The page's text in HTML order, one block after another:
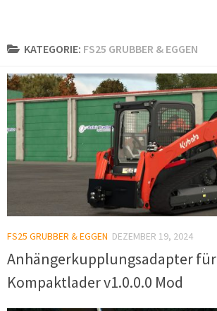
KATEGORIE: FS25 GRUBBER & EGGEN
FS25 GRUBBER & EGGEN DEZEMBER 19, 2024
Anhängerkupplungsadapter für
Kompaktlader v1.0.0.0 Mod